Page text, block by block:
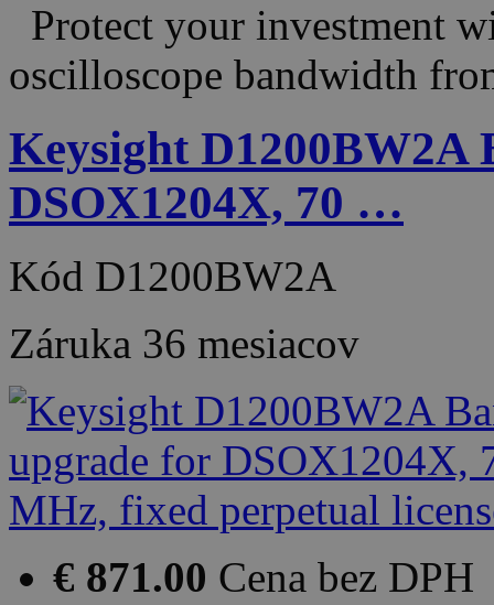
Protect your investment
oscilloscope bandwidth
Keysight
DSOX1204X, 70 …
Kód D1200BW2A
Záruka 36 mesiacov
€ 871.00 Cena bez DPH